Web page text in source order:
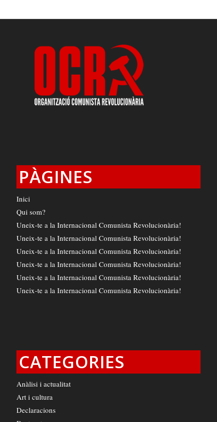
PÀGINES
Inici
Qui som?
Uneix-te a la Internacional Comunista Revolucionària!
Uneix-te a la Internacional Comunista Revolucionària!
Uneix-te a la Internacional Comunista Revolucionària!
Uneix-te a la Internacional Comunista Revolucionària!
Uneix-te a la Internacional Comunista Revolucionària!
Uneix-te a la Internacional Comunista Revolucionària!
CATEGORIES
Anàlisi i actualitat
Art i cultura
Declaracions